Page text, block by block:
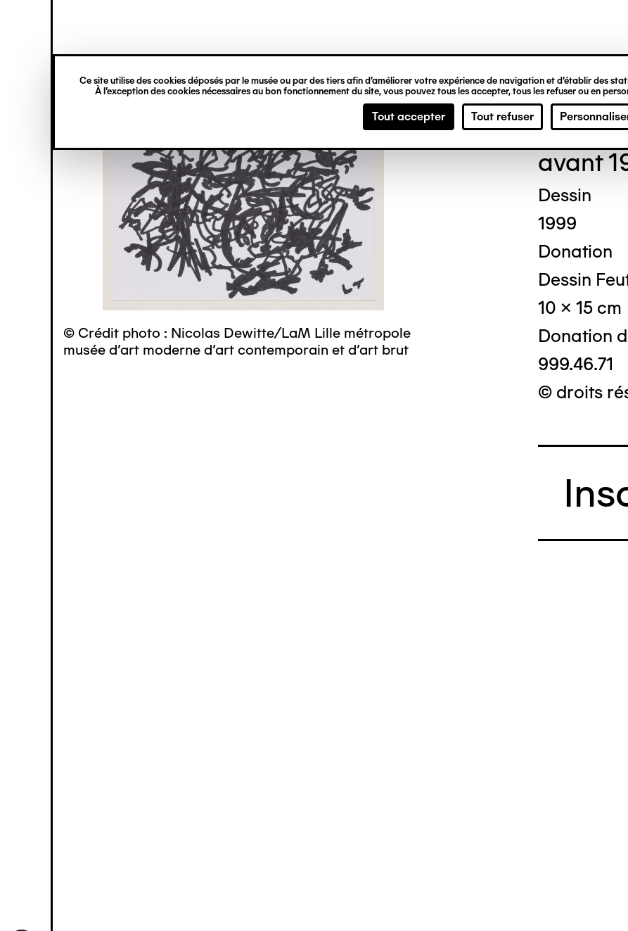
Ce site utilise des cookies déposés par le musée ou par des tiers afin d’améliorer votre expérience de navigation et d’établir des
À l’exception des cookies nécessaires au bon fonctionnement du site, vous pouvez tous les accepter, tous les refuser ou en
Tout accepter Tout refuser
principal
verticale
© Crédit photo : Nicolas Dewitte/LaM Lille métropole
musée d’art moderne d’art contemporain et d’art brut
avant
Dessin
1999
Donation
Dessin
10 x 15 cm
Donation
999.46.71
© droits